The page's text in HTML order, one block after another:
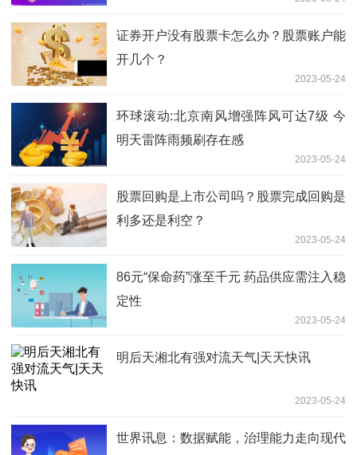
证券开户没有股票卡怎么办？股票账户能
开几个？
2023-05-24
环球滚动:北京南风增强阵风可达7级 今
明天雷阵雨频刷存在感
2023-05-24
股票回购是上市公司吗？股票完成回购是
利多还是利空？
2023-05-24
86元“保命药”涨至千元 药品供应需注入稳
定性
2023-05-24
明后天湘北有强对流天气|天天快讯
2023-05-24
世界讯息：数据赋能，治理能力走向现代